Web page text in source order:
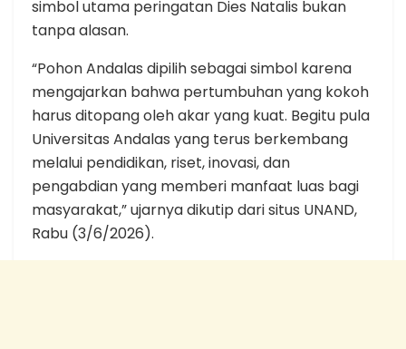
simbol utama peringatan Dies Natalis bukan
tanpa alasan.
“Pohon Andalas dipilih sebagai simbol karena
mengajarkan bahwa pertumbuhan yang kokoh
harus ditopang oleh akar yang kuat. Begitu pula
Universitas Andalas yang terus berkembang
melalui pendidikan, riset, inovasi, dan
pengabdian yang memberi manfaat luas bagi
masyarakat,” ujarnya dikutip dari situs UNAND,
Rabu (3/6/2026).